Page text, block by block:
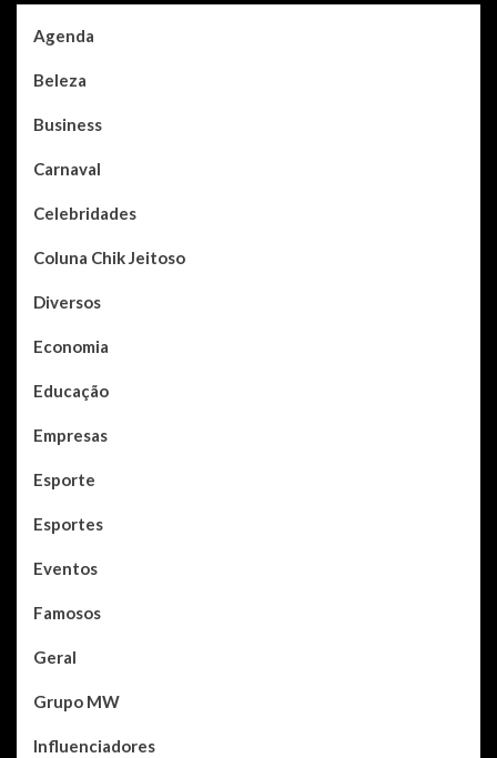
Agenda
Beleza
Business
Carnaval
Celebridades
Coluna Chik Jeitoso
Diversos
Economia
Educação
Empresas
Esporte
Esportes
Eventos
Famosos
Geral
Grupo MW
Influenciadores